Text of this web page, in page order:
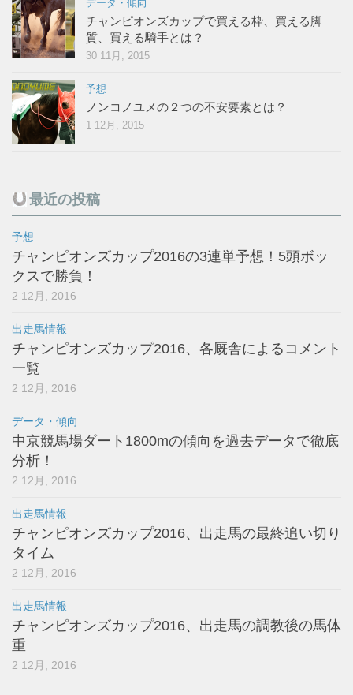
データ・傾向
チャンピオンズカップで買える枠、買える脚
質、買える騎手とは？
30 11月, 2015
予想
ノンコノユメの２つの不安要素とは？
1 12月, 2015
最近の投稿
予想
チャンピオンズカップ2016の3連単予想！5頭ボッ
クスで勝負！
2 12月, 2016
出走馬情報
チャンピオンズカップ2016、各厩舎によるコメント
一覧
2 12月, 2016
データ・傾向
中京競馬場ダート1800mの傾向を過去データで徹底
分析！
2 12月, 2016
出走馬情報
チャンピオンズカップ2016、出走馬の最終追い切り
タイム
2 12月, 2016
出走馬情報
チャンピオンズカップ2016、出走馬の調教後の馬体
重
2 12月, 2016